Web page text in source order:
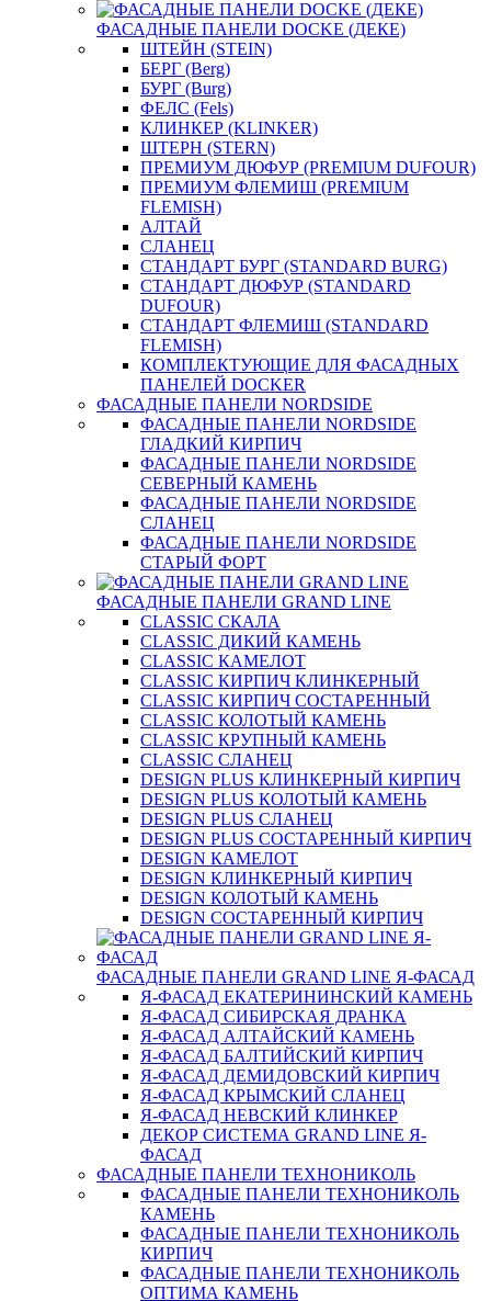
ФАСАДНЫЕ ПАНЕЛИ DOCKE (ДЕКЕ)
ШТЕЙН (STEIN)
БЕРГ (Berg)
БУРГ (Burg)
ФЕЛС (Fels)
КЛИНКЕР (KLINKER)
ШТЕРН (STERN)
ПРЕМИУМ ДЮФУР (PREMIUM DUFOUR)
ПРЕМИУМ ФЛЕМИШ (PREMIUM
FLEMISH)
АЛТАЙ
СЛАНЕЦ
СТАНДАРТ БУРГ (STANDARD BURG)
СТАНДАРТ ДЮФУР (STANDARD
DUFOUR)
СТАНДАРТ ФЛЕМИШ (STANDARD
FLEMISH)
КОМПЛЕКТУЮЩИЕ ДЛЯ ФАСАДНЫХ
ПАНЕЛЕЙ DOCKER
ФАСАДНЫЕ ПАНЕЛИ NORDSIDE
ФАСАДНЫЕ ПАНЕЛИ NORDSIDE
ГЛАДКИЙ КИРПИЧ
ФАСАДНЫЕ ПАНЕЛИ NORDSIDE
СЕВЕРНЫЙ КАМЕНЬ
ФАСАДНЫЕ ПАНЕЛИ NORDSIDE
СЛАНЕЦ
ФАСАДНЫЕ ПАНЕЛИ NORDSIDE
СТАРЫЙ ФОРТ
ФАСАДНЫЕ ПАНЕЛИ GRAND LINE
CLASSIC СКАЛА
CLASSIC ДИКИЙ КАМЕНЬ
CLASSIC КАМЕЛОТ
CLASSIC КИРПИЧ КЛИНКЕРНЫЙ
CLASSIC КИРПИЧ СОСТАРЕННЫЙ
CLASSIC КОЛОТЫЙ КАМЕНЬ
CLASSIC КРУПНЫЙ КАМЕНЬ
CLASSIC СЛАНЕЦ
DESIGN PLUS КЛИНКЕРНЫЙ КИРПИЧ
DESIGN PLUS КОЛОТЫЙ КАМЕНЬ
DESIGN PLUS СЛАНЕЦ
DESIGN PLUS СОСТАРЕННЫЙ КИРПИЧ
DESIGN КАМЕЛОТ
DESIGN КЛИНКЕРНЫЙ КИРПИЧ
DESIGN КОЛОТЫЙ КАМЕНЬ
DESIGN СОСТАРЕННЫЙ КИРПИЧ
ФАСАДНЫЕ ПАНЕЛИ GRAND LINE Я-ФАСАД
Я-ФАСАД ЕКАТЕРИНИНСКИЙ КАМЕНЬ
Я-ФАСАД СИБИРСКАЯ ДРАНКА
Я-ФАСАД АЛТАЙСКИЙ КАМЕНЬ
Я-ФАСАД БАЛТИЙСКИЙ КИРПИЧ
Я-ФАСАД ДЕМИДОВСКИЙ КИРПИЧ
Я-ФАСАД КРЫМСКИЙ СЛАНЕЦ
Я-ФАСАД НЕВСКИЙ КЛИНКЕР
ДЕКОР СИСТЕМА GRAND LINE Я-
ФАСАД
ФАСАДНЫЕ ПАНЕЛИ ТЕХНОНИКОЛЬ
ФАСАДНЫЕ ПАНЕЛИ ТЕХНОНИКОЛЬ
КАМЕНЬ
ФАСАДНЫЕ ПАНЕЛИ ТЕХНОНИКОЛЬ
КИРПИЧ
ФАСАДНЫЕ ПАНЕЛИ ТЕХНОНИКОЛЬ
ОПТИМА КАМЕНЬ